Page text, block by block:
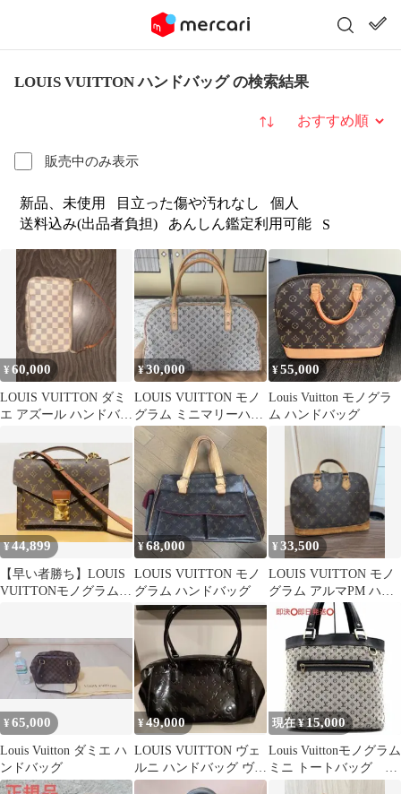
LOUIS VUITTON ハンドバッグ の検索結果
販売中のみ表示
並び替え
新品、未使用 目立った傷や汚れなし
個人
送料込み(出品者負担)
あんしん鑑定利用可能 S
¥60,000
LOUIS VUITTON ダミ
エ アズール ハンドバッ
¥30,000
LOUIS VUITTON モノ
グラム ミニマリーハン
ドバッグ
¥55,000
Louis Vuitton モノグラ
ム ハンドバッグ
¥44,899
【早い者勝ち】LOUIS
VUITTONモノグラム
¥68,000
LOUIS VUITTON モノ
グラム ハンドバッグ
¥33,500
LOUIS VUITTON モノ
グラム アルマPM ハン
ドバッグ
¥65,000
Louis Vuitton ダミエ ハ
ンドバッグ
¥49,000
LOUIS VUITTON ヴェ
ルニ ハンドバッグ ヴェ
ルニ
現在 ¥15,000
Louis Vuittonモノグラム
ミニ トートバッグ ヴ